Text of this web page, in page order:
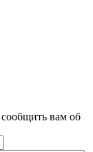
вам об